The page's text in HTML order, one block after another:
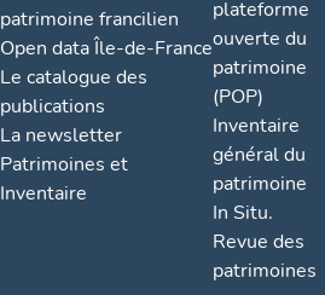
patrimoine francilien
Open data Île-de-France
Le catalogue des
publications
La newsletter
Patrimoines et
Inventaire
plateforme
ouverte du
patrimoine
(POP)
Inventaire
général du
patrimoine
In Situ.
Revue des
patrimoines